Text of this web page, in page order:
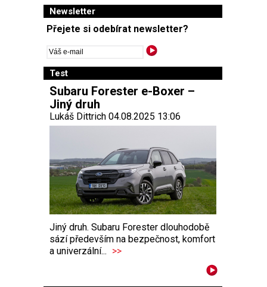
Newsletter
Přejete si odebírat newsletter?
Test
Subaru Forester e-Boxer –
Jiný druh
Lukáš Dittrich 04.08.2025 13:06
Jiný druh. Subaru Forester dlouhodobě
sází především na bezpečnost, komfort
a univerzální... >>